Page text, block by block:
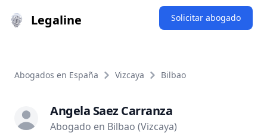
Legaline Solicitar abogado
Abogados en España Vizcaya Bilbao
Angela Saez Carranza
Abogado en Bilbao (Vizcaya)